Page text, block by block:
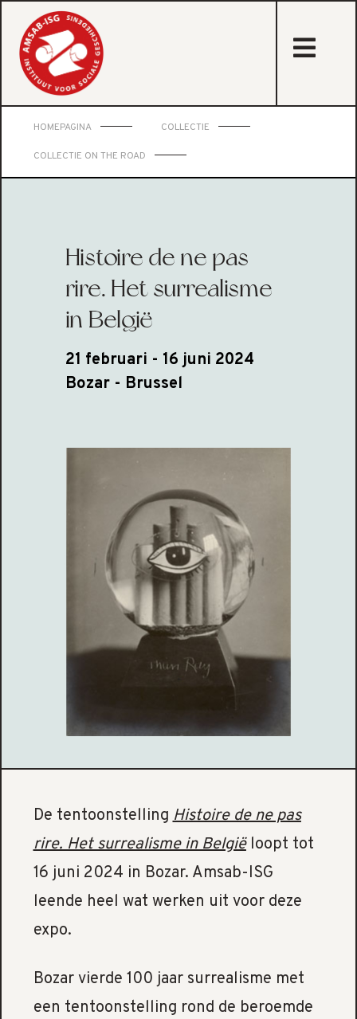
HOMEPAGINA COLLECTIE
COLLECTIE ON THE ROAD
Histoire de ne pas
rire. Het surrealisme
in België
21 februari - 16 juni 2024
Bozar - Brussel
De tentoonstellingHistoire de ne pas
rire. Het surrealisme in België loopt tot
16 juni 2024 in Bozar. Amsab-ISG
leende heel wat werken uit voor deze
expo.
Bozar vierde 100 jaar surrealisme met
een tentoonstelling rond de beroemde